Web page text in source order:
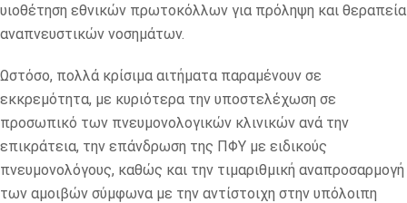
υιοθέτηση εθνικών πρωτοκόλλων για πρόληψη και θεραπεία
αναπνευστικών νοσημάτων.
Ωστόσο, πολλά κρίσιμα αιτήματα παραμένουν σε
εκκρεμότητα, με κυριότερα την υποστελέχωση σε
προσωπικό των πνευμονολογικών κλινικών ανά την
επικράτεια, την επάνδρωση της ΠΦΥ με ειδικούς
πνευμονολόγους, καθώς και την τιμαριθμική αναπροσαρμογή
των αμοιβών σύμφωνα με την αντίστοιχη στην υπόλοιπη